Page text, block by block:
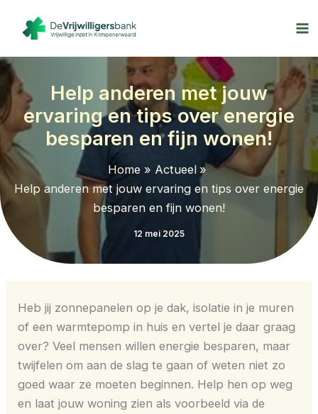
naar
inhoud
Help anderen met jouw
ervaring en tips over energie
besparen en fijn wonen!
Home
Actueel
Help anderen met jouw ervaring en tips over energie
besparen en fijn wonen!
12 mei 2025
Heb jij zonnepanelen op je dak, isolatie in je muren
of een warmtepomp in huis en vertel je daar graag
over? Veel mensen willen energie besparen, maar
twijfelen om aan de slag te gaan of weten niet zo
goed waar ze moeten beginnen. Help hen op weg
en laat jouw woning zien als voorbeeld via de